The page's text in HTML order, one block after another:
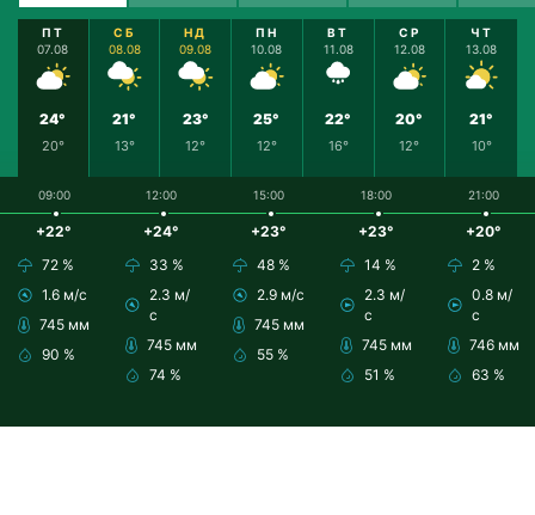
ПТ
07.08
24°
20°
СБ
08.08
21°
13°
НД
09.08
23°
12°
ПН
10.08
25°
12°
ВТ
11.08
22°
16°
СР
12.08
20°
12°
ЧТ
13.08
21°
10°
09:00
+22°
72 %
1.6 м/с
745 мм
90 %
12:00
+24°
33 %
2.3 м/
с
745 мм
74 %
15:00
+23°
48 %
2.9 м/с
745 мм
55 %
18:00
+23°
14 %
2.3 м/
с
745 мм
51 %
21:00
+20°
2 %
0.8 м/
с
746 мм
63 %